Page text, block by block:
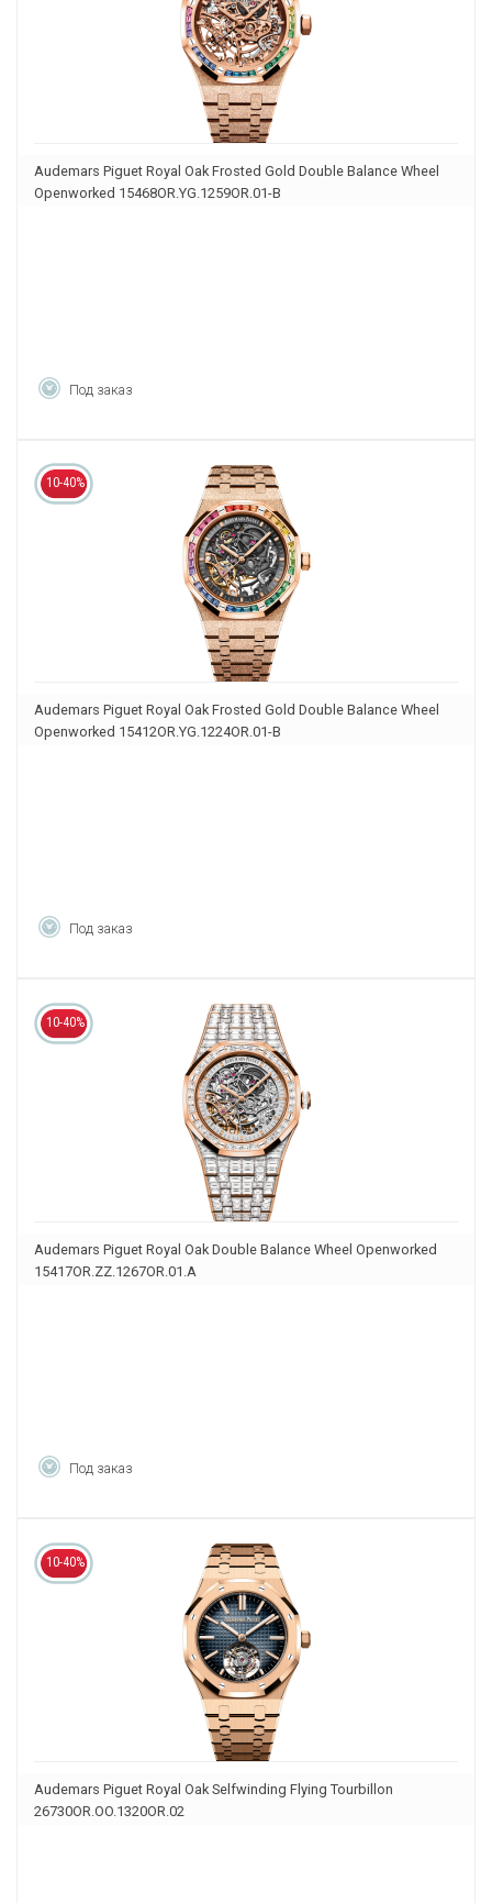
Audemars Piguet Royal Oak Frosted Gold Double Balance Wheel
Openworked 15468OR.YG.1259OR.01-B
Под заказ
10-40%
Audemars Piguet Royal Oak Frosted Gold Double Balance Wheel
Openworked 15412OR.YG.1224OR.01-B
Под заказ
10-40%
Audemars Piguet Royal Oak Double Balance Wheel Openworked
15417OR.ZZ.1267OR.01.A
Под заказ
10-40%
Audemars Piguet Royal Oak Selfwinding Flying Tourbillon
26730OR.OO.1320OR.02